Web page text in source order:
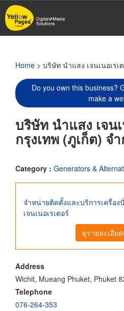
Skip
to
main
Home > บริษัท นำแสง เจนเนอเรเ
Do you own this business?
make a
บริษัท นำแสง เจน
กรุงเทพ (ภูเก็ต) จ
Category : Generators &
จำหน่ายติดตั้งและบริการเครื่อง
เจนเนอเรเตอร์
ดูรายละเอีย
Address
Wichit, Mueang Phuket, Phuket
Telephone
076-264-353